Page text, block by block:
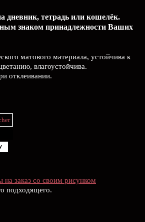
дневник, тетрадь или кошелёк.
знаком принадлежности Ваших
матового материала, устойчива к
влагоустойчива.
отклеивании.
на заказ со своим рисунком
подходящего.